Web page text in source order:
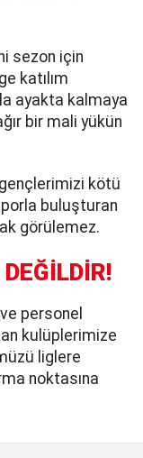
sezon için
katılım
ayakta kalmaya
bir mali yükün
kötü
buluşturan
görülemez.
personel
kulüplerimize
liglere
noktasına